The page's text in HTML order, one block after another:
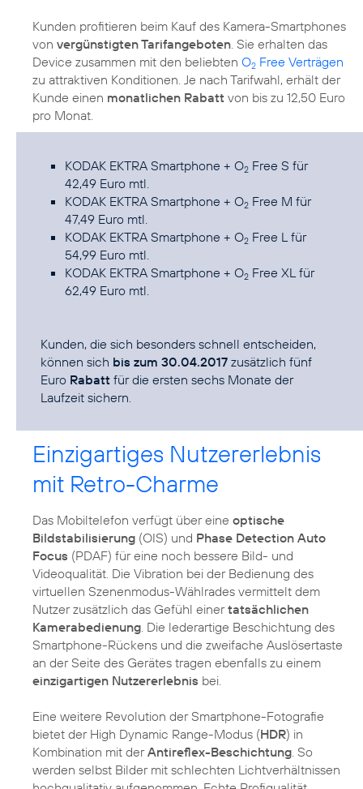
Kunden profitieren beim Kauf des Kamera-Smartphones
von vergünstigten Tarifangeboten. Sie erhalten das
Device zusammen mit den beliebten O2 Free Verträgen
zu attraktiven Konditionen. Je nach Tarifwahl, erhält der
Kunde einen monatlichen Rabatt von bis zu 12,50 Euro
pro Monat.
KODAK EKTRA Smartphone + O2 Free S für
42,49 Euro mtl.
KODAK EKTRA Smartphone + O2 Free M für
47,49 Euro mtl.
KODAK EKTRA Smartphone + O2 Free L für
54,99 Euro mtl.
KODAK EKTRA Smartphone + O2 Free XL für
62,49 Euro mtl.
Kunden, die sich besonders schnell entscheiden,
können sich bis zum 30.04.2017 zusätzlich fünf
Euro Rabatt für die ersten sechs Monate der
Laufzeit sichern.
Einzigartiges Nutzererlebnis
mit Retro-Charme
Das Mobiltelefon verfügt über eine optische
Bildstabilisierung (OIS) und Phase Detection Auto
Focus (PDAF) für eine noch bessere Bild- und
Videoqualität. Die Vibration bei der Bedienung des
virtuellen Szenenmodus-Wählrades vermittelt dem
Nutzer zusätzlich das Gefühl einertatsächlichen
Kamerabedienung. Die lederartige Beschichtung des
Smartphone-Rückens und die zweifache Auslösertaste
an der Seite des Gerätes tragen ebenfalls zu einem
einzigartigen Nutzererlebnis bei.
Eine weitere Revolution der Smartphone-Fotografie
bietet der High Dynamic Range-Modus (HDR) in
Kombination mit derAntireflex-Beschichtung. So
werden selbst Bilder mit schlechten Lichtverhältnissen